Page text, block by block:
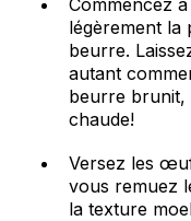
Commencez
légèrement la
beurre.
autant
beurre brunit,
chaude!
Versez les
vous remuez
la texture